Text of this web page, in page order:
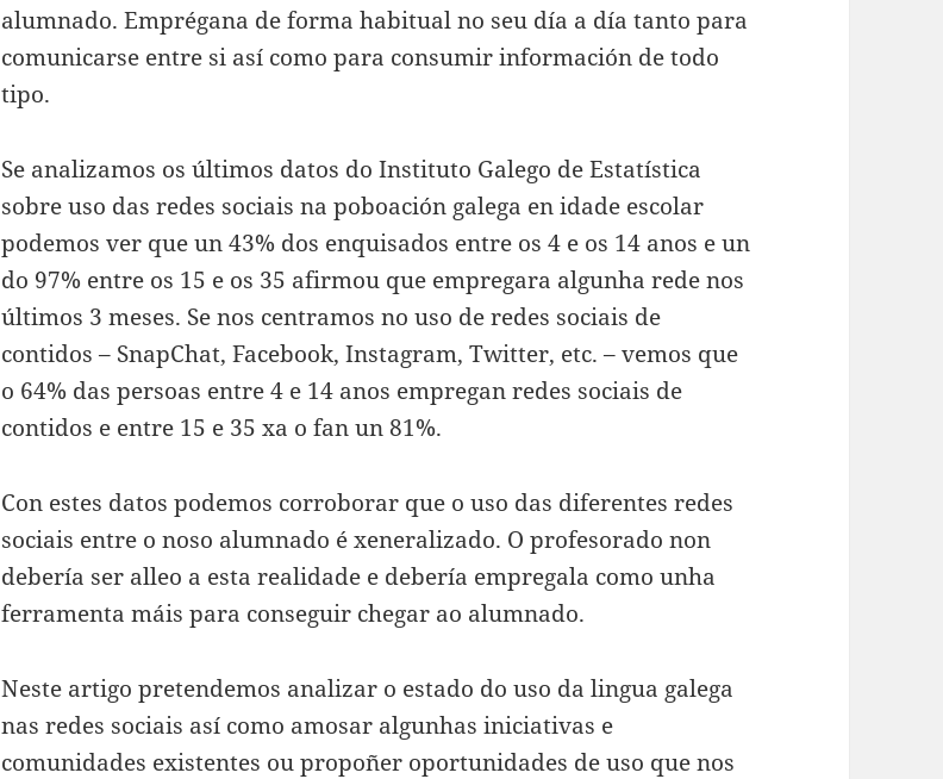
alumnado. Emprégana de forma habitual no seu día a día tanto para
comunicarse entre si así como para consumir información de todo
tipo.
Se analizamos os últimos datos do Instituto Galego de Estatística
sobre uso das redes sociais na poboación galega en idade escolar
podemos ver que un 43% dos enquisados entre os 4 e os 14 anos e un
do 97% entre os 15 e os 35 afirmou que empregara algunha rede nos
últimos 3 meses. Se nos centramos no uso de redes sociais de
contidos – SnapChat, Facebook, Instagram, Twitter, etc. – vemos que
o 64% das persoas entre 4 e 14 anos empregan redes sociais de
contidos e entre 15 e 35 xa o fan un 81%.
Con estes datos podemos corroborar que o uso das diferentes redes
sociais entre o noso alumnado é xeneralizado. O profesorado non
debería ser alleo a esta realidade e debería empregala como unha
ferramenta máis para conseguir chegar ao alumnado.
Neste artigo pretendemos analizar o estado do uso da lingua galega
nas redes sociais así como amosar algunhas iniciativas e
comunidades existentes ou propoñer oportunidades de uso que nos